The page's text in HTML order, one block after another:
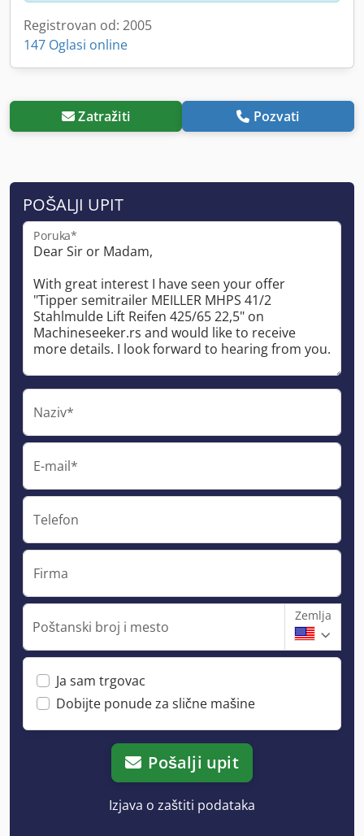
Registrovan od: 2005
147 Oglasi online
Zatražiti Pozvati
POŠALJI UPIT
Poruka*
Naziv*
E-mail*
Telefon
Firma
Poštanski broj i mesto
Zemlja
Ja sam trgovac
Dobijte ponude za slične mašine
Pošalji upit
Izjava o zaštiti podataka